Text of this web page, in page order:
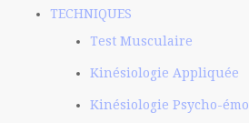
TECHNIQUES
Test Musculaire
Kinésiologie Appliquée
Kinésiologie Psycho-